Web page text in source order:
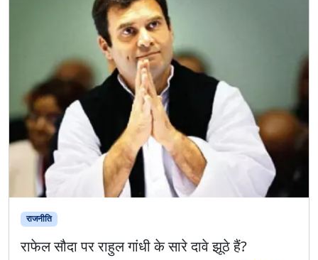
राजनीति
राफेल सौदा पर राहुल गांधी के सारे दावे झूठे हैं?